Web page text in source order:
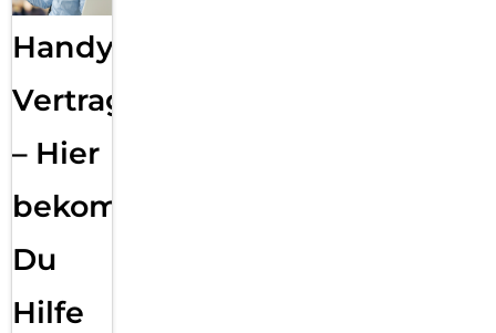
Handy
Vertragsabwicklung
– Hier
bekommst
Du
Hilfe